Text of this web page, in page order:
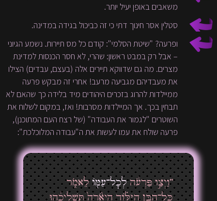
משאבים באופן יעיל יותר.
סטלין אסר חינוך דתי כי זה כביכול בגידה במדינה.
ופרעה? "שיטת הסלמי": קודם כל מס תיירות. נשמע הגיוני
– אבל רק במבט ראשון: שהרי, לא חסר הכנסות למדינת
מצרים. מה גם שדווקא תיירים אלה (בעצם, עבדים) הצילו
את מעבדיהם מגביעה מרעב! אחרי זה מבקש פרעה
ממיילדות להרוג בזכרים היהודים מיד בלידה כך שהאם לא
תבחין בכך. אך המיילדות מסרבות! ואז, במקום לשלוח את
השוטרים "לגמור את העבודה" (של רצח העם המתוכנן),
פרעה שולח את עמו לעשות את ה"עבודה המלוכלכת":
”וַיְצַ֣ו פַּרְעֹ֔הלְכׇל־עַמּ֖וֹלֵאמֹ֑ר
כׇּל־הַבֵּ֣ן הַיִּלּ֗וֹד הַיְאֹ֙רָה֙ תַּשְׁלִיכֻ֔הוּ